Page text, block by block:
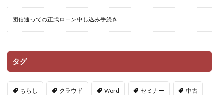
団信通っての正式ローン申し込み手続き
タグ
ちらし クラウド Word セミナー 中古